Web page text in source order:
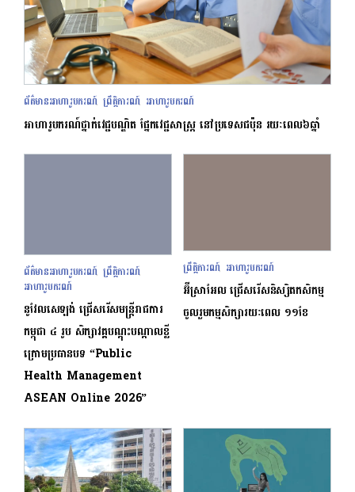
ព័ត៌មានអាហារូបករណ៍, ព្រឹត្តិការណ៍, អាហារូបករណ៍
អាហារូបករណ៍ថ្នាក់វេជ្ជបណ្ឌិត ផ្នែកវេជ្ជសាស្ត្រ នៅប្រទេសជប៉ុន រយៈពេល៦ឆ្នាំ
ព័ត៌មានអាហារូបករណ៍, ព្រឹត្តិការណ៍,
អាហារូបករណ៍
នូវែលសេឡង់ ជ្រើសរើសមន្ត្រីរាជការ
កម្ពុជា ៤ រូប សិក្សាវគ្គបណ្ដុះបណ្ដាលខ្លី
ក្រោមប្រធានបទ “Public
Health Management
ASEAN Online 2026”
ព្រឹត្តិការណ៍, អាហារូបករណ៍
អ៊ីស្រាអែល ជ្រើសរើសនិស្សិតកសិកម្ម
ចូលរួមកម្មសិក្សារយៈពេល ១១ខែ